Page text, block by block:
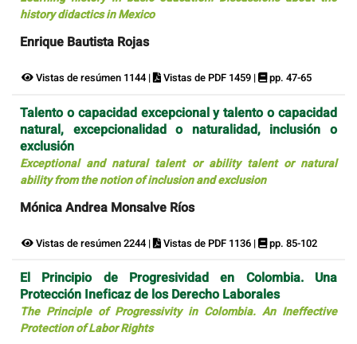
history didactics in Mexico
Enrique Bautista Rojas
Vistas de resúmen 1144 | Vistas de PDF 1459 | pp. 47-65
Talento o capacidad excepcional y talento o capacidad
natural, excepcionalidad o naturalidad, inclusión o
exclusión
Exceptional and natural talent or ability talent or natural
ability from the notion of inclusion and exclusion
Mónica Andrea Monsalve Ríos
Vistas de resúmen 2244 | Vistas de PDF 1136 | pp. 85-102
El Principio de Progresividad en Colombia. Una
Protección Ineficaz de los Derecho Laborales
The Principle of Progressivity in Colombia. An Ineffective
Protection of Labor Rights